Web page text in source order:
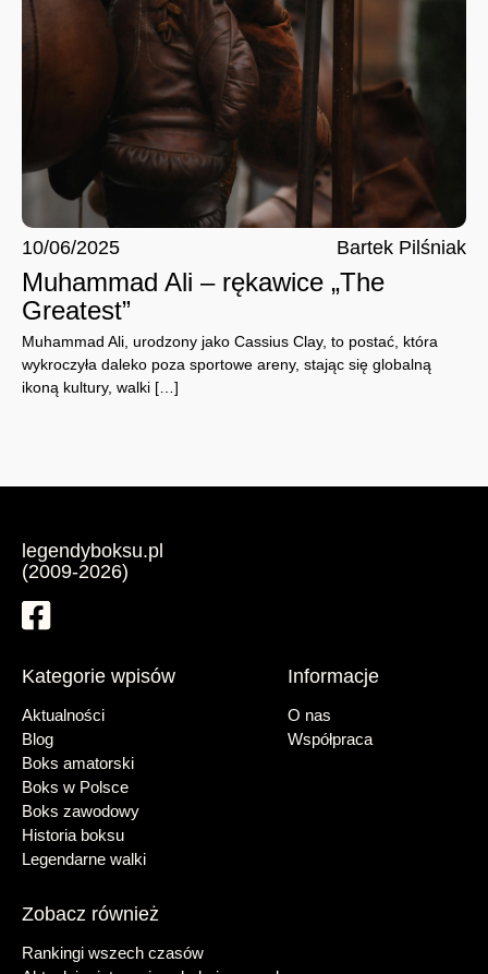
10/06/2025 Bartek Pilśniak
Muhammad Ali – rękawice „The
Greatest”
Muhammad Ali, urodzony jako Cassius Clay, to postać, która
wykroczyła daleko poza sportowe areny, stając się globalną
ikoną kultury, walki […]
legendyboksu.pl
(2009-2026)
Kategorie wpisów
Aktualności
Blog
Boks amatorski
Boks w Polsce
Boks zawodowy
Historia boksu
Legendarne walki
Informacje
O nas
Współpraca
Zobacz również
Rankingi wszech czasów